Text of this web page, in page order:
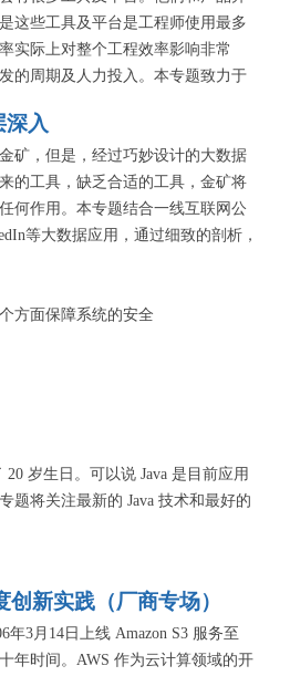
这些工具及平台是工程师使用最多
实际上对整个工程效率影响非常
的周期及人力投入。本专题致力于
深入
矿，但是，经过巧妙设计的大数据
的工具，缺乏合适的工具，金矿将
何作用。本专题结合一线互联网公
等大数据应用，通过细致的剖析，
相信对于各个行业都具有极高的借
方面保障系统的安全
20 岁生日。可以说 Java 是目前应用
题将关注最新的 Java 技术和最好的
创新实践（厂商专场）
年3月14日上线 Amazon S3 服务至
年时间。AWS 作为云计算领域的开